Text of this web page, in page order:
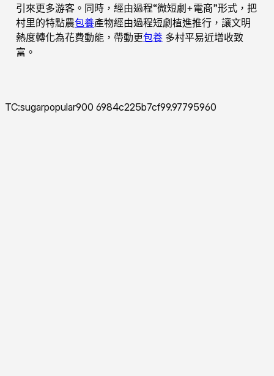
引來更多游客。同時，經由過程“微短劇+電商”形式，把
村里的特點農包養產物經由過程短劇植進推行，讓文明
熱度轉化為花費動能，帶動更包養 多村平易近增收致
富。
TC:sugarpopular900 6984c225b7cf99.97795960